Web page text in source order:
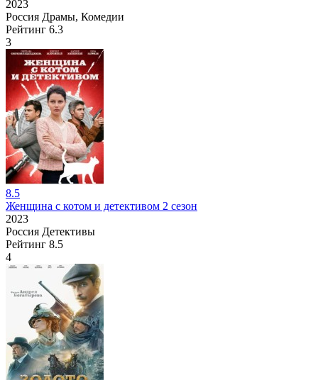
2023
Россия Драмы, Комедии
Рейтинг 6.3
3
8.5
Женщина с котом и детективом 2 сезон
2023
Россия Детективы
Рейтинг 8.5
4